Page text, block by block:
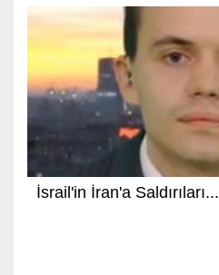
İsrail'in İran'a Saldırıları...